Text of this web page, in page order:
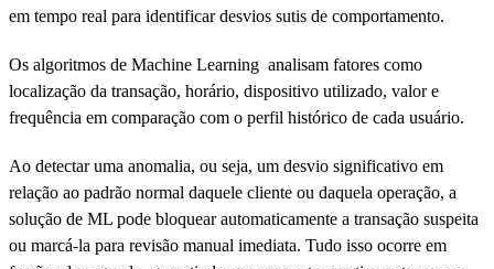
em tempo real para identificar desvios sutis de comportamento.
Os algoritmos de Machine Learning analisam fatores como
localização da transação, horário, dispositivo utilizado, valor e
frequência em comparação com o perfil histórico de cada usuário.
Ao detectar uma anomalia, ou seja, um desvio significativo em
relação ao padrão normal daquele cliente ou daquela operação, a
solução de ML pode bloquear automaticamente a transação suspeita
ou marcá-la para revisão manual imediata. Tudo isso ocorre em